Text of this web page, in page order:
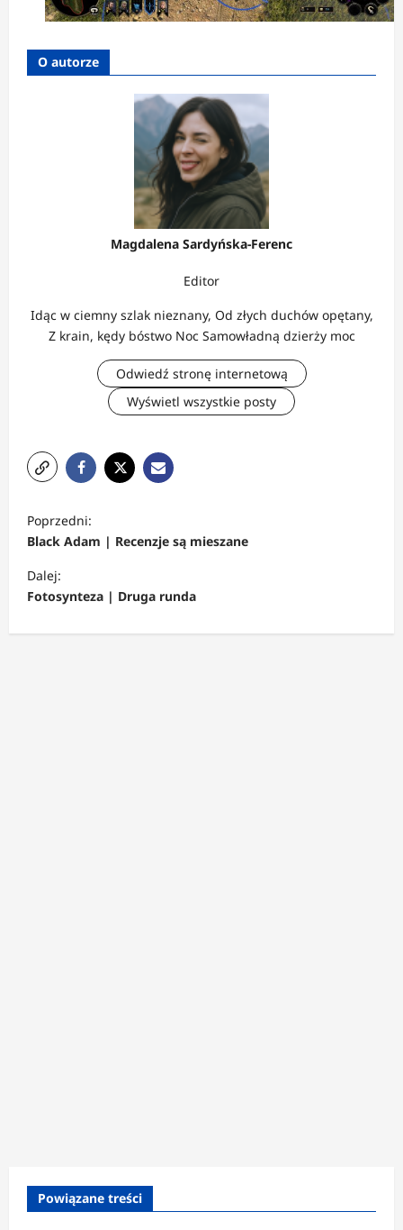
O autorze
Magdalena Sardyńska-Ferenc
Editor
Idąc w ciemny szlak nieznany, Od złych duchów opętany,
Z krain, kędy bóstwo Noc Samowładną dzierży moc
Odwiedź stronę internetową
Wyświetl wszystkie posty
o
b
a
Poprzedni:
Black Adam | Recenzje są mieszane
Dalej:
Fotosynteza | Druga runda
Powiązane treści